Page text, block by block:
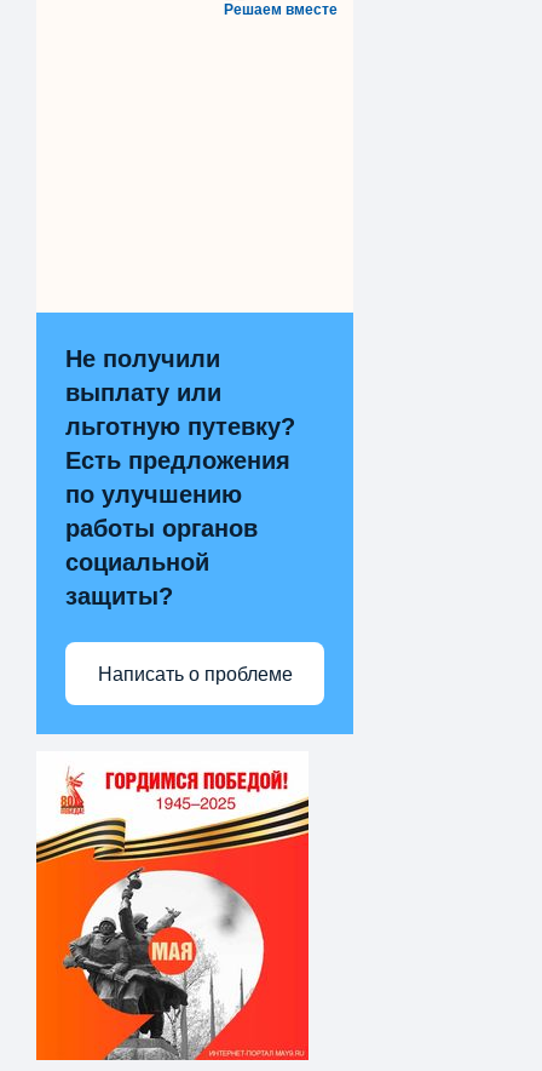
Решаем вместе
Не получили
выплату или
льготную путевку?
Есть предложения
по улучшению
работы органов
социальной
защиты?
Написать о проблеме